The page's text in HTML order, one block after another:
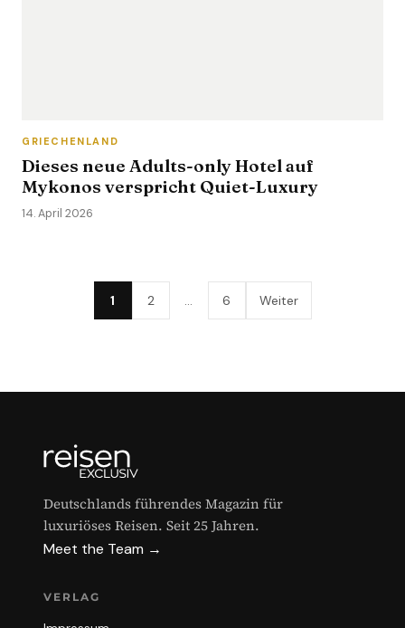
GRIECHENLAND
Dieses neue Adults-only Hotel auf
Mykonos verspricht Quiet-Luxury
14. April 2026
1 2 6 Weiter
Deutschlands führendes Magazin für
luxuriöses Reisen. Seit 25 Jahren.
Meet the Team →
VERLAG